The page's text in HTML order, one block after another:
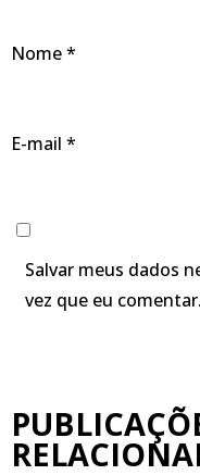
Nome*
E-mail *
Salvar meus dados
vez que eu comentar.